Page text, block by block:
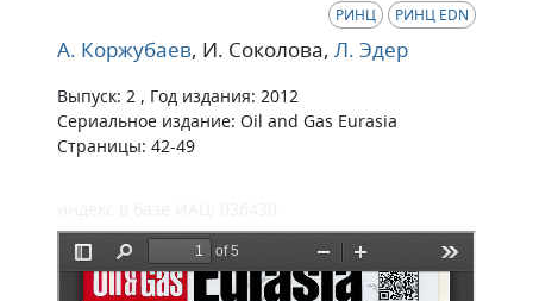
РИНЦ РИНЦ EDN
А. Коржубаев, И. Соколова, Л. Эдер
Выпуск: 2 , Год издания: 2012
Сериальное издание: Oil and Gas Eurasia
Страницы: 42-49